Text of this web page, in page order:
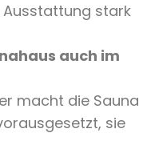
Ausstattung stark
auch im
macht die Sauna
sie